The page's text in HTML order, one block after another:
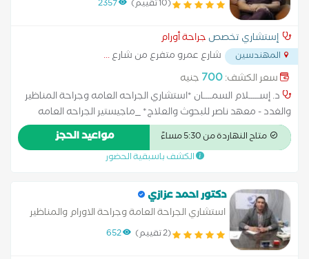
(10 تقييم) 2357
إستشاري تخصص جراحة أورام
المهندسين شارع عمرو متفرع من شارع...
سعر الكشف:700 جنيه
د. إســـــلام السمــــان *استشاري الجراحه العامه وجراحة المناظير
والغدد - معهد ناصر للبحوث والعلاج* _ماجيستير الجراحه العامه
جامعة عين شمس_ _ الزماله المصريه الجراحه العامه_ _عضو
الجمعيه المصريه لجراحة القولون والشرج_ _عضو جمعية دول البحر
المتوسط لامراض الحوض_ *متخصص في جراحات القولون والشرج*
متاح النهاردة من 5:30 مساءً مواعيد الحجز
الكشف باسبقية الحضور
دكتور احمد عزازي
استشاري الجراحة العامة وجراحة الاورام والمناظير
عضو الجمعيه المصريه لجراحة الاورام عضو الجمعيه
(2 تقييم) 652